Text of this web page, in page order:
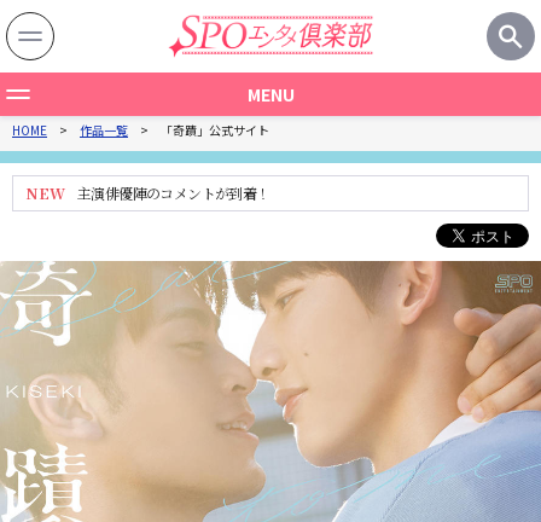
MENU
一覧
国から探す
記事
HOME 作品一覧 「奇蹟」公式サイト
NEW 主演俳優陣のコメントが到着！